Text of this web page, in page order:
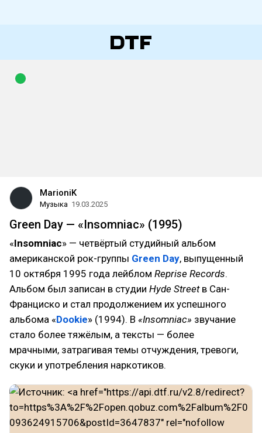
MarioniK
Музыка 19.03.2025
Green Day — «Insomniac» (1995)
«Insomniac» — четвёртый студийный альбом
американской рок-группы Green Day, выпущенный
10 октября 1995 года лейблом Reprise Records.
Альбом был записан в студии Hyde Streetв Сан-
Франциско и стал продолжением их успешного
альбома «Dookie» (1994). В «Insomniac» звучание
стало более тяжёлым, а тексты — более
мрачными, затрагивая темы отчуждения, тревоги,
скуки и употребления наркотиков.